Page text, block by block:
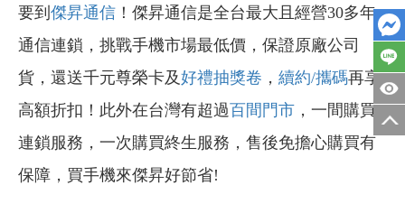
要到 傑昇通信 ！傑昇通信是全台最大且經營30多年
通信連鎖，挑戰手機市場最低價，保證原廠公司
貨，還送千元尊榮卡及好禮抽獎卷 ， 續約/攜碼再享
高額折扣！此外在台灣有超過百間門市 ，一間購買
連鎖服務，一次購買終生服務，售後免擔心購買有
保障，買手機來傑昇好節省!